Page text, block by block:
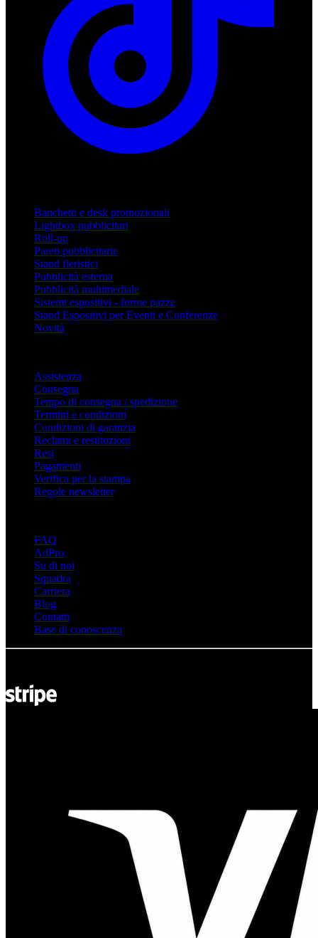
Banchetti e desk promozionali
Lightbox pubblicitari
Roll-up
Pareti pubblicitarie
Stand fieristici
Pubblicità esterna
Pubblicità multimediale
Sistemi espositivi - forme pazze
Stand Espositivi per Eventi e Conferenze
Novità
Assistenza
Consegna
Tempo di consegna / spedizione
Termini e condizioni
Condizioni di garanzia
Reclami e restituzioni
Resi
Pagamenti
Verifica per la stampa
Regole newsletter
FAQ
AdPro
Su di noi
Squadra
Carriera
Blog
Contatti
Base di conoscenza